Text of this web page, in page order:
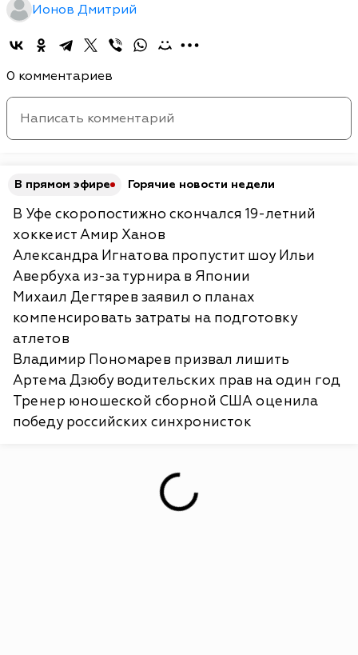
Ионов Дмитрий
0 комментариев
В прямом эфире Горячие новости недели
В Уфе скоропостижно скончался 19-летний
хоккеист Амир Ханов
Александра Игнатова пропустит шоу Ильи
Авербуха из-за турнира в Японии
Михаил Дегтярев заявил о планах
компенсировать затраты на подготовку
атлетов
Владимир Пономарев призвал лишить
Артема Дзюбу водительских прав на один год
Тренер юношеской сборной США оценила
победу российских синхронисток